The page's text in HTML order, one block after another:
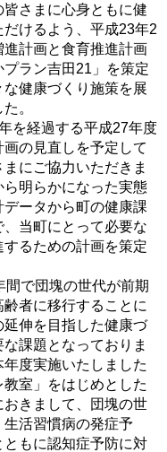
さまに心身ともに健
だけるよう、平成23年2
進計画と食育推進計画
プラン吉田21」を策定
な健康づくり施策を展
。
を経過する平成27年度
の見直しを予定して
にご協力いただきま
ら明らかになった実態
ータから町の健康課
当町にとって必要な
るための計画を策定
で団塊の世代が前期
者に移行することに
伸を目指した健康づ
課題となっておりま
度実施いたしました
教室」をはじめとした
きまして、団塊の世
活習慣病の発症予
ともに認知症予防に対